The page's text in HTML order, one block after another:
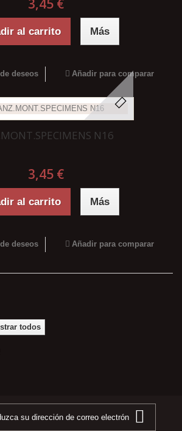
3,45 €
al carrito Más
deseos Añadir para comparar
N16
3,45 €
al carrito Más
deseos Añadir para comparar
todos